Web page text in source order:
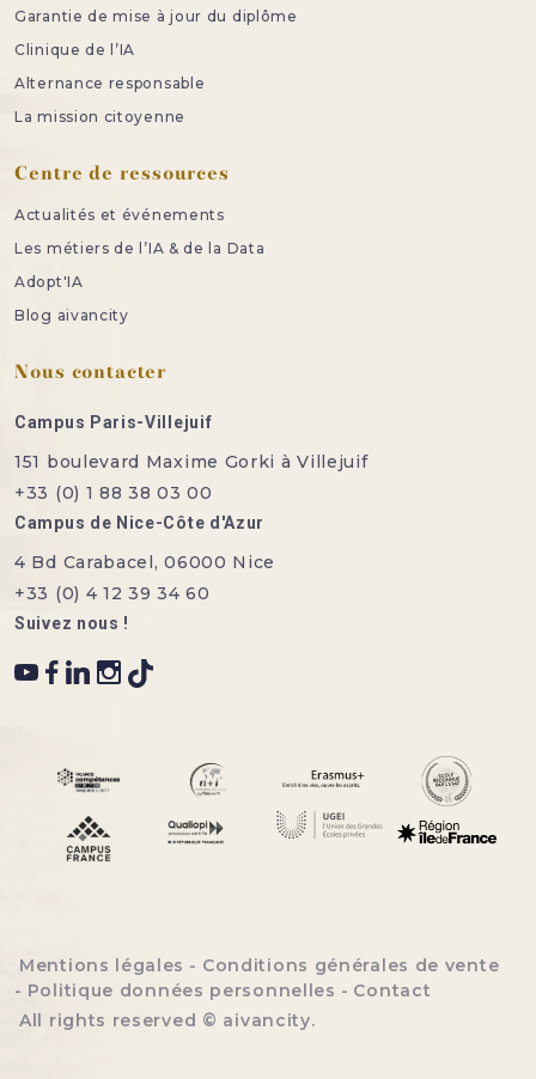
Garantie de mise à jour du diplôme
Clinique de l’IA
Alternance responsable
La mission citoyenne
Centre de ressources
Actualités et événements
Les métiers de l’IA & de la Data
Adopt'IA
Blog aivancity
Nous contacter
Campus Paris-Villejuif
151 boulevard Maxime Gorki à Villejuif
+33 (0) 1 88 38 03 00
Campus de Nice-Côte d'Azur
4 Bd Carabacel, 06000 Nice
+33 (0) 4 12 39 34 60
Suivez nous !
Menu bottom footer
Mentions légales
Conditions générales de vente
Politique données personnelles
Contact
All rights reserved © aivancity.